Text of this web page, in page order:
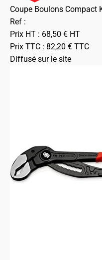
Coupe Boulons Compact
Ref :
Prix HT : 68,50 € HT
Prix TTC : 82,20 € TTC
Diffusé sur le site